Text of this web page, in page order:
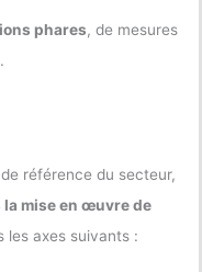
phares, de mesures
référence du secteur,
la mise en œuvre de
les axes suivants :